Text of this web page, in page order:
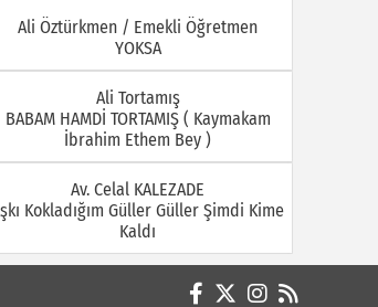
29.06.2026
BABAM HAMDİ TORTAMIŞ ( Kaymakam
İbrahim Ethem Bey )
Av. Celal KALEZADE
Aşkı Kokladığım Güller Güller Şimdi Kime
Kaldı
Avukat M. İkbal GÜLMEZ
Korona Virüsü Taşıyanların Hukuki
Sorumluluğu
Avukat Sinan YEKREK